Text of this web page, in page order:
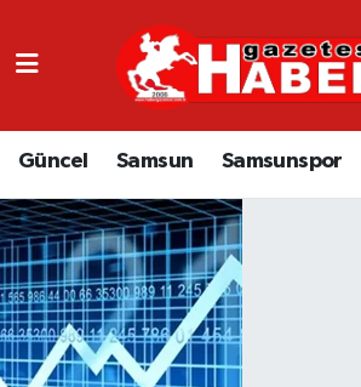
Güncel Samsun Samsunspor
GÜNCEL
SAMSUN
SAMSUNSPOR
EKONOMİ
YAŞAM